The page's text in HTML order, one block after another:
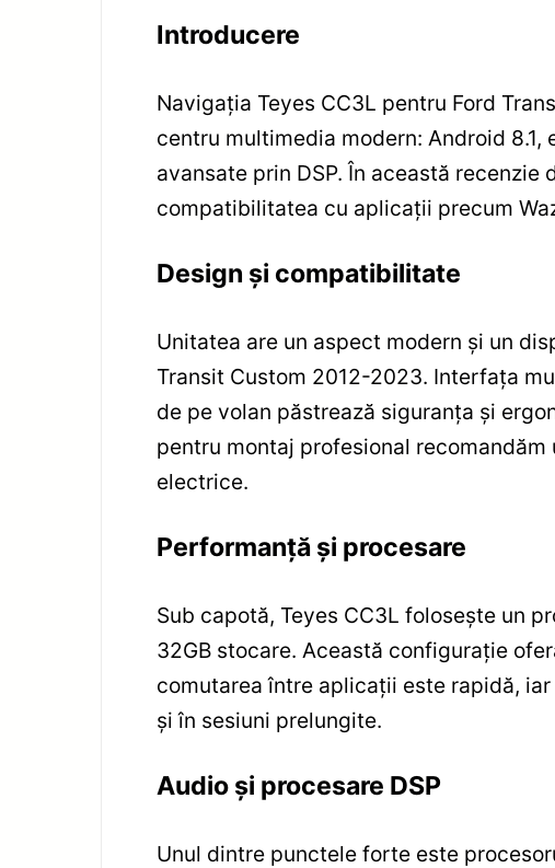
Introducere
Navigația Teyes CC3L pentru Ford
centru multimedia modern: Android
avansate prin DSP. În această
compatibilitatea cu aplicații precum
Design și compatibilitate
Unitatea are un aspect modern și un
Transit Custom 2012-2023. Interfața
de pe volan păstrează siguranța și
pentru montaj profesional
electrice.
Performanță și procesare
Sub capotă, Teyes CC3L folosește un
32GB stocare. Această configurație
comutarea între aplicații este rapidă,
și în sesiuni prelungite.
Audio și procesare DSP
Unul dintre punctele forte este